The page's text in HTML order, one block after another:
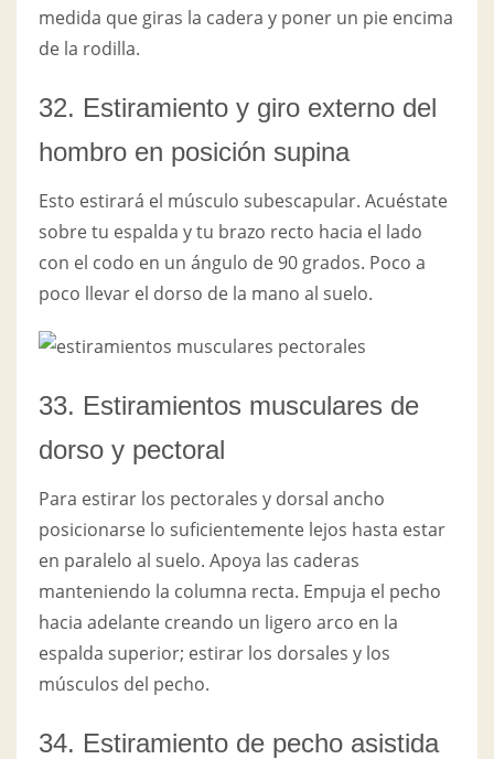
medida que giras la cadera y poner un pie encima
de la rodilla.
32. Estiramiento y giro externo del
hombro en posición supina
Esto estirará el músculo subescapular. Acuéstate
sobre tu espalda y tu brazo recto hacia el lado
con el codo en un ángulo de 90 grados. Poco a
poco llevar el dorso de la mano al suelo.
33. Estiramientos musculares de
dorso y pectoral
Para estirar los pectorales y dorsal ancho
posicionarse lo suficientemente lejos hasta estar
en paralelo al suelo. Apoya las caderas
manteniendo la columna recta. Empuja el pecho
hacia adelante creando un ligero arco en la
espalda superior; estirar los dorsales y los
músculos del pecho.
34. Estiramiento de pecho asistida